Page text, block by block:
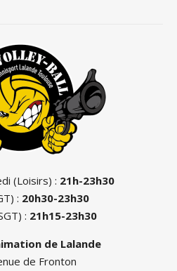
(Loisirs) : 21h-23h30
: 20h30-23h30
: 21h15-23h30
de Lalande
de Fronton